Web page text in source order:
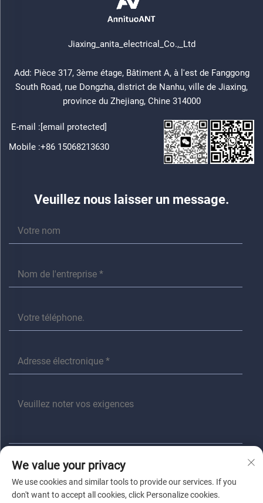
Jiaxing_anita_electrical_Co.,_Ltd
Add: Pièce 317, 3ème étage, Bâtiment A, à l'est de Fanggong
South Road, rue Dongzha, district de Nanhu, ville de Jiaxing,
province du Zhejiang, Chine 314000
E-mail :[email protected]
Mobile :+86 15068213630
Veuillez nous laisser un message.
Envoyer
We value your privacy
We use cookies and similar tools to provide our services. If you
don't want to accept all cookies, click Personalize cookies.